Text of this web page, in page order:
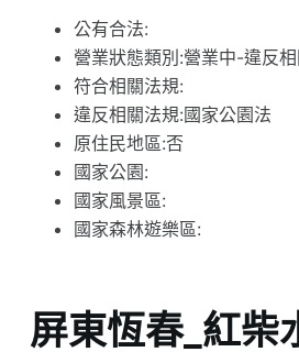
公有合法:
營業狀態類別:營業中-違反
符合相關法規:
違反相關法規:國家公園法
原住民地區:否
國家公園:
國家風景區:
國家森林遊樂區:
屏東恆春_紅柴